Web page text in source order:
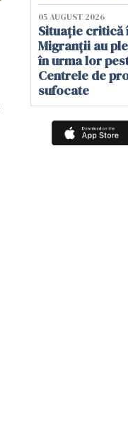
05 AUGUST 2026
Situație critică
Migranții au
în urma lor
Centrele de
sufocate